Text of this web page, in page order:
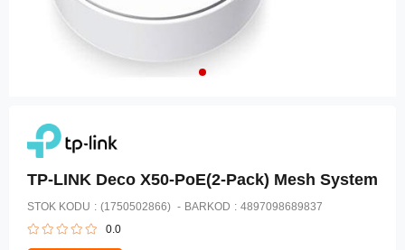
TP-LINK Deco X50-PoE(2-Pack) Mesh System
STOK KODU (1750502866) BARKOD : 4897098689837
0.0